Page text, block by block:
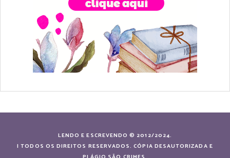
LENDO E ESCREVENDO © 2012/2024.
| TODOS OS DIREITOS RESERVADOS. CÓPIA DESAUTORIZADA E